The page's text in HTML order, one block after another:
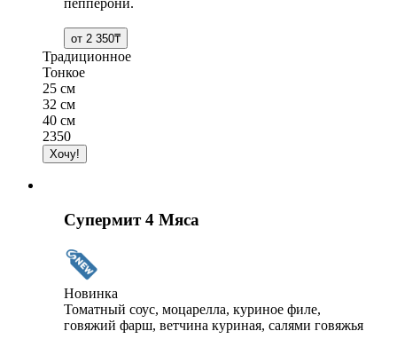
пепперони.
Традиционное
Тонкое
25 см
32 см
40 см
2350
Супермит 4 Мяса
Новинка
Томатный соус, моцарелла, куриное филе,
говяжий фарш, ветчина куриная, салями говяжья